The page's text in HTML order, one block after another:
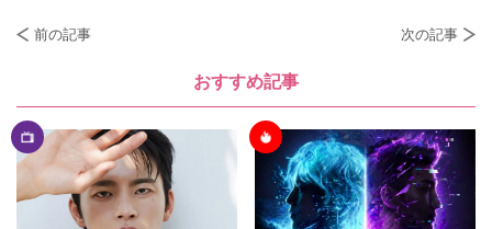
前の記事 次の記事
おすすめ記事